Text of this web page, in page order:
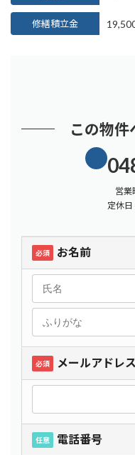
修繕積立金
この物件
営業
定休
必須 お名前
必須 メールアドレス
任意 電話番号